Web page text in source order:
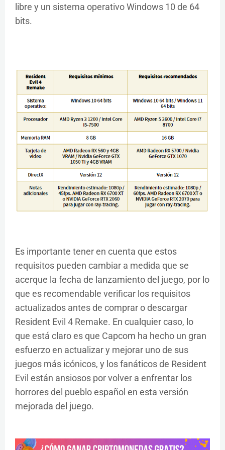
libre y un sistema operativo Windows 10 de 64
bits.
Es importante tener en cuenta que estos
requisitos pueden cambiar a medida que se
acerque la fecha de lanzamiento del juego, por lo
que es recomendable verificar los requisitos
actualizados antes de comprar o descargar
Resident Evil 4 Remake. En cualquier caso, lo
que está claro es que Capcom ha hecho un gran
esfuerzo en actualizar y mejorar uno de sus
juegos más icónicos, y los fanáticos de Resident
Evil están ansiosos por volver a enfrentar los
horrores del pueblo español en esta versión
mejorada del juego.